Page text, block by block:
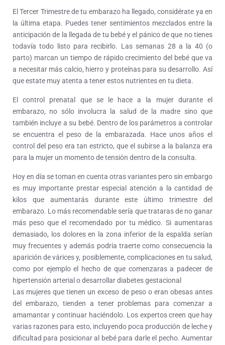
El Tercer Trimestre de tu embarazo ha llegado, considérate ya en
la última etapa. Puedes tener sentimientos mezclados entre la
anticipación de la llegada de tu bebé y el pánico de que no tienes
todavía todo listo para recibirlo. Las semanas 28 a la 40 (o
parto) marcan un tiempo de rápido crecimiento del bebé que va
a necesitar más calcio, hierro y proteínas para su desarrollo. Así
que estate muy atenta a tener estos nutrientes en tu dieta.
El control prenatal que se le hace a la mujer durante el
embarazo, no sólo involucra la salud de la madre sino que
también incluye a su bebé. Dentro de los parámetros a controlar
se encuentra el peso de la embarazada. Hace unos años el
control del peso era tan estricto, que el subirse a la balanza era
para la mujer un momento de tensión dentro de la consulta.
Hoy en día se toman en cuenta otras variantes pero sin embargo
es muy importante prestar especial atención a la cantidad de
kilos que aumentarás durante este último trimestre del
embarazo. Lo más recomendable sería que trataras de no ganar
más peso que el recomendado por tu médico. Si aumentaras
demasiado, los dolores en la zona inferior de la espalda serían
muy frecuentes y además podría traerte como consecuencia la
aparición de várices y, posiblemente, complicaciones en tu salud,
como por ejemplo el hecho de que comenzaras a padecer de
hipertensión arterial o desarrollar diabetes gestacional
Las mujeres que tienen un exceso de peso o eran obesas antes
del embarazo, tienden a tener problemas para comenzar a
amamantar y continuar haciéndolo. Los expertos creen que hay
varias razones para esto, incluyendo poca producción de leche y
dificultad para posicionar al bebé para darle el pecho. Aumentar